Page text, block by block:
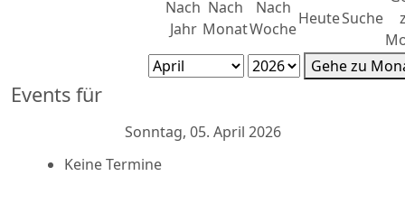
Nach
Jahr
Nach
Monat
Nach
Woche
HeuteSuche
Gehe zu
Events für
Sonntag, 05. April 2026
Keine Termine